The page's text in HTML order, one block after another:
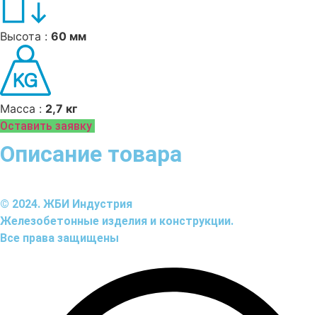
Высота : 60 мм
Масса : 2,7 кг
Оставить заявку
Описание товара
© 2024. ЖБИ Индустрия
Железобетонные изделия и конструкции.
Все права защищены